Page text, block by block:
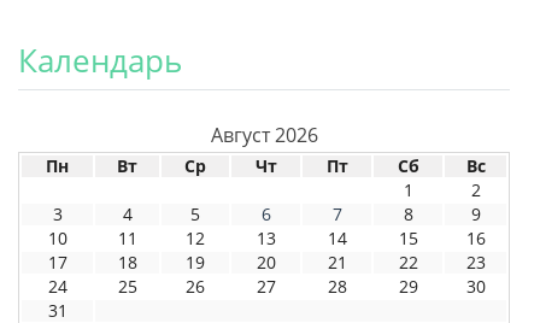
Календарь
Август 2026
Пн Вт Ср Чт Пт Сб
Вс
1
2
3
4 5 6 7 8
9
10
11 12 13 14 15
16
17
18 19 20 21 22
23
24
25 26 27 28 29
30
31